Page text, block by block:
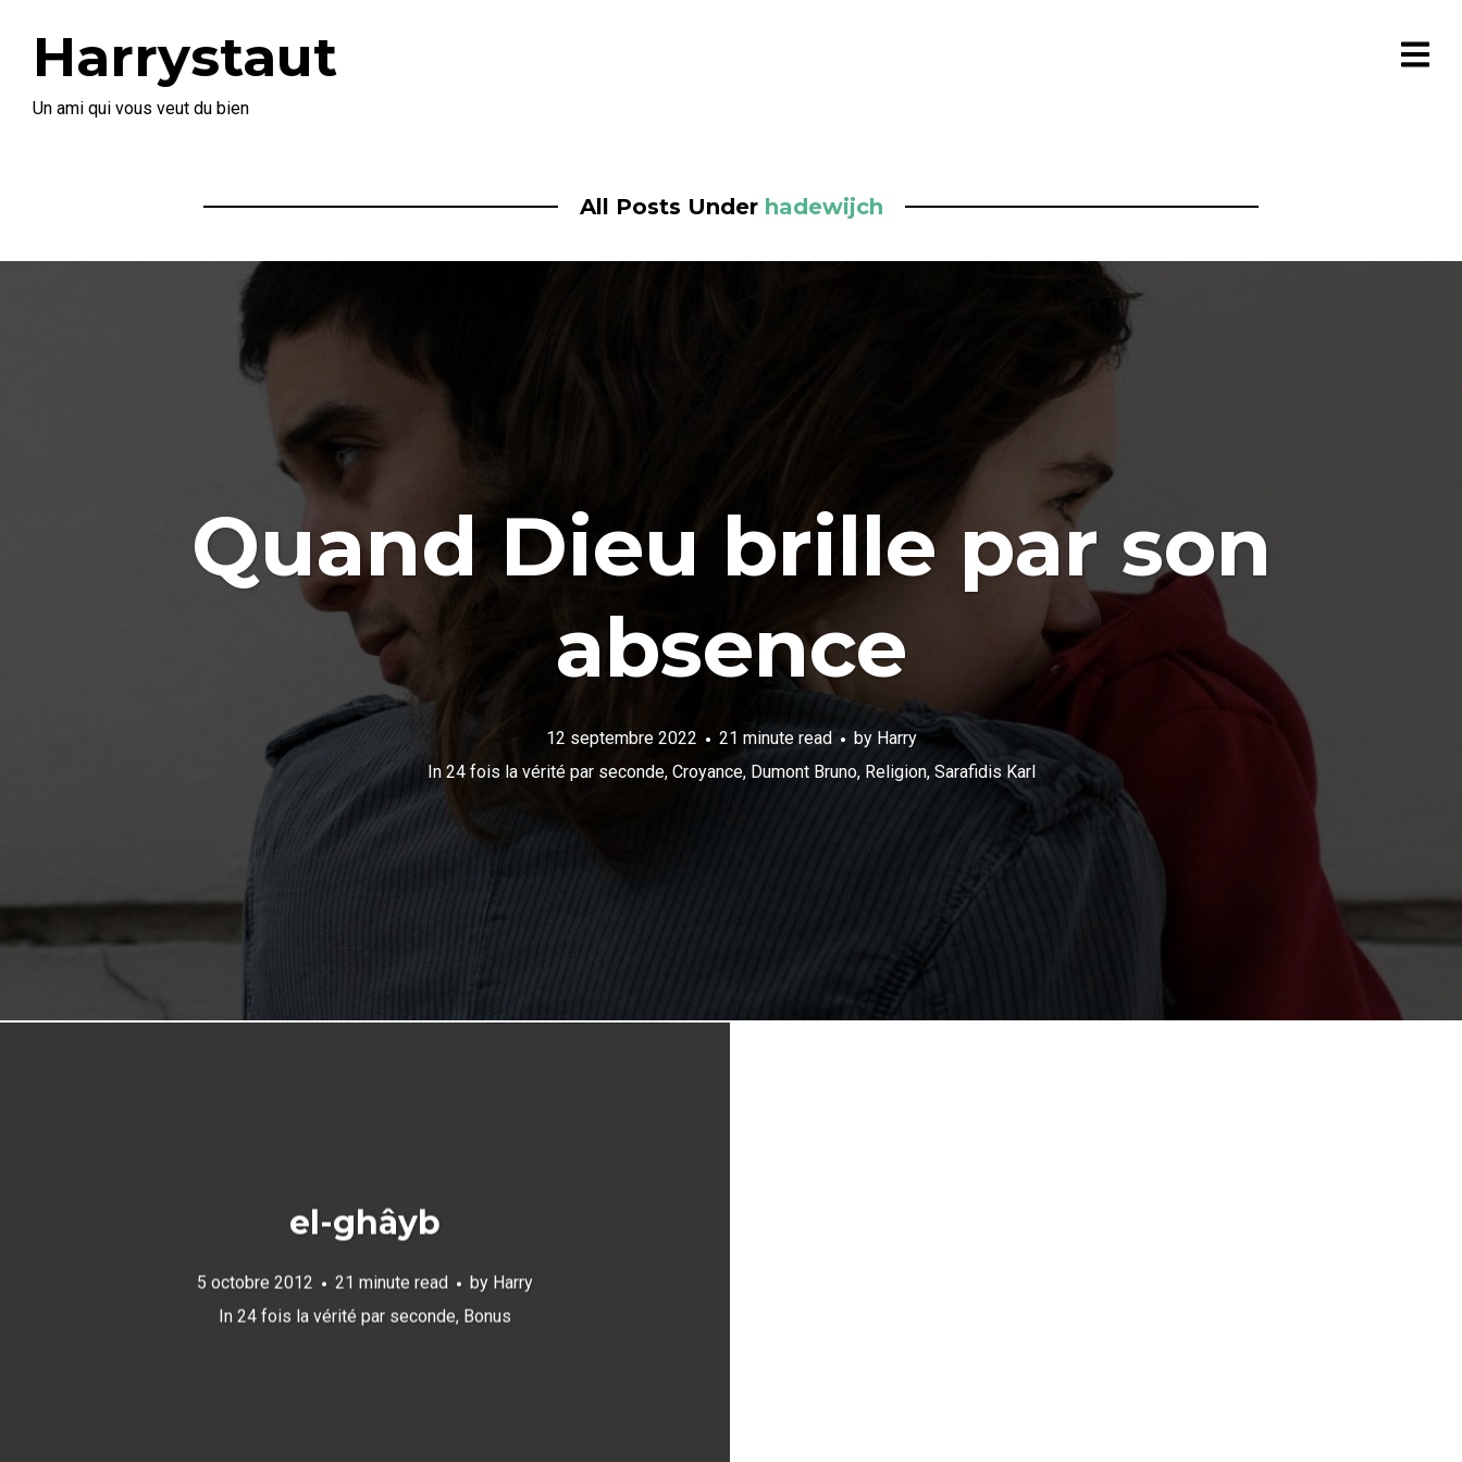
Harrystaut
Un ami qui vous veut du bien
All Posts Under hadewijch
Quand Dieu brille par son
absence
12 septembre 2022 21 minute read by Harry
In 24 fois la vérité par seconde, Croyance, Dumont Bruno, Religion, Sarafidis Karl
el-ghâyb
5 octobre 2012 21 minute read by Harry
In 24 fois la vérité par seconde, Bonus